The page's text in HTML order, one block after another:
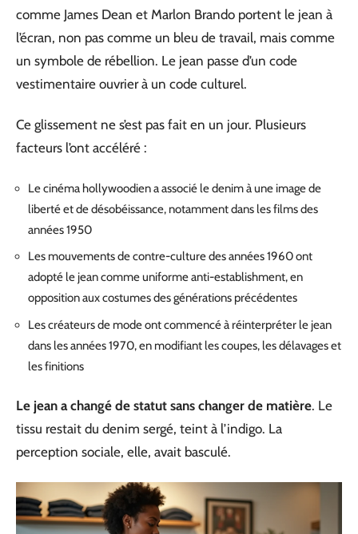
comme James Dean et Marlon Brando portent le jean à
l’écran, non pas comme un bleu de travail, mais comme
un symbole de rébellion. Le jean passe d’un code
vestimentaire ouvrier à un code culturel.
Ce glissement ne s’est pas fait en un jour. Plusieurs
facteurs l’ont accéléré :
Le cinéma hollywoodien a associé le denim à une image de
liberté et de désobéissance, notamment dans les films des
années 1950
Les mouvements de contre-culture des années 1960 ont
adopté le jean comme uniforme anti-establishment, en
opposition aux costumes des générations précédentes
Les créateurs de mode ont commencé à réinterpréter le jean
dans les années 1970, en modifiant les coupes, les délavages et
les finitions
Le jean a changé de statut sans changer de matière. Le
tissu restait du denim sergé, teint à l’indigo. La
perception sociale, elle, avait basculé.